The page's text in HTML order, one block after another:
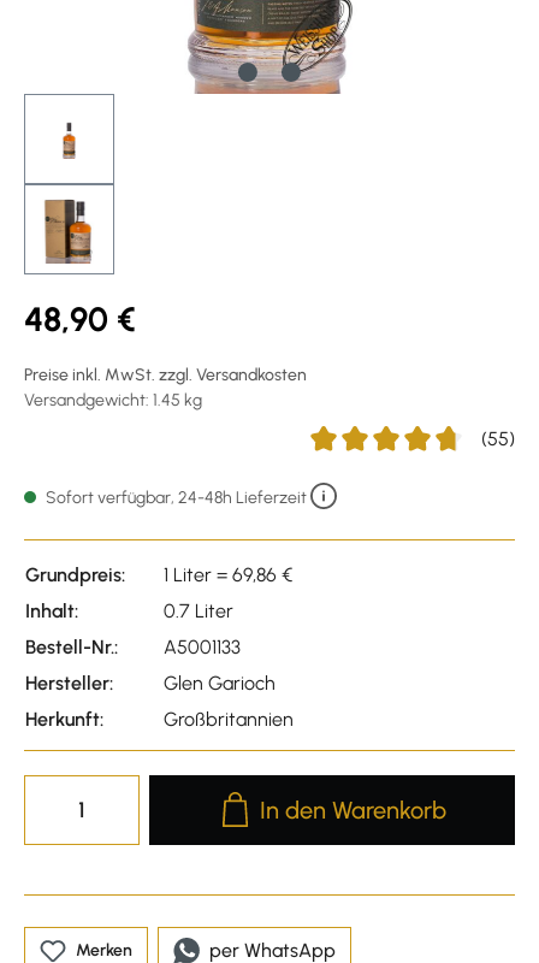
48,90 €
Preise inkl. MwSt. zzgl. Versandkosten
Versandgewicht: 1.45 kg
(55)
Sofort verfügbar, 24-48h Lieferzeit
Grundpreis:
1 Liter = 69,86 €
Inhalt:
0.7 Liter
Bestell-Nr.:
A5001133
Hersteller:
Glen Garioch
Herkunft:
Großbritannien
Produkt Anzahl: Gib den
In den Warenkorb
Merken per WhatsApp